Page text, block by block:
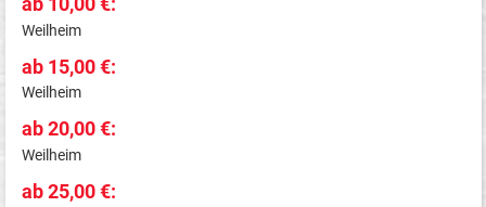
Weilheim
ab 15,00 €:
Weilheim
ab 20,00 €:
Weilheim
ab 25,00 €: